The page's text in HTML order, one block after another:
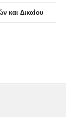
και Δικαίου